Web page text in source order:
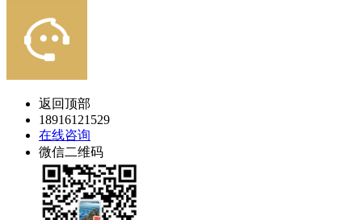
返回顶部
18916121529
在线咨询
微信二维码